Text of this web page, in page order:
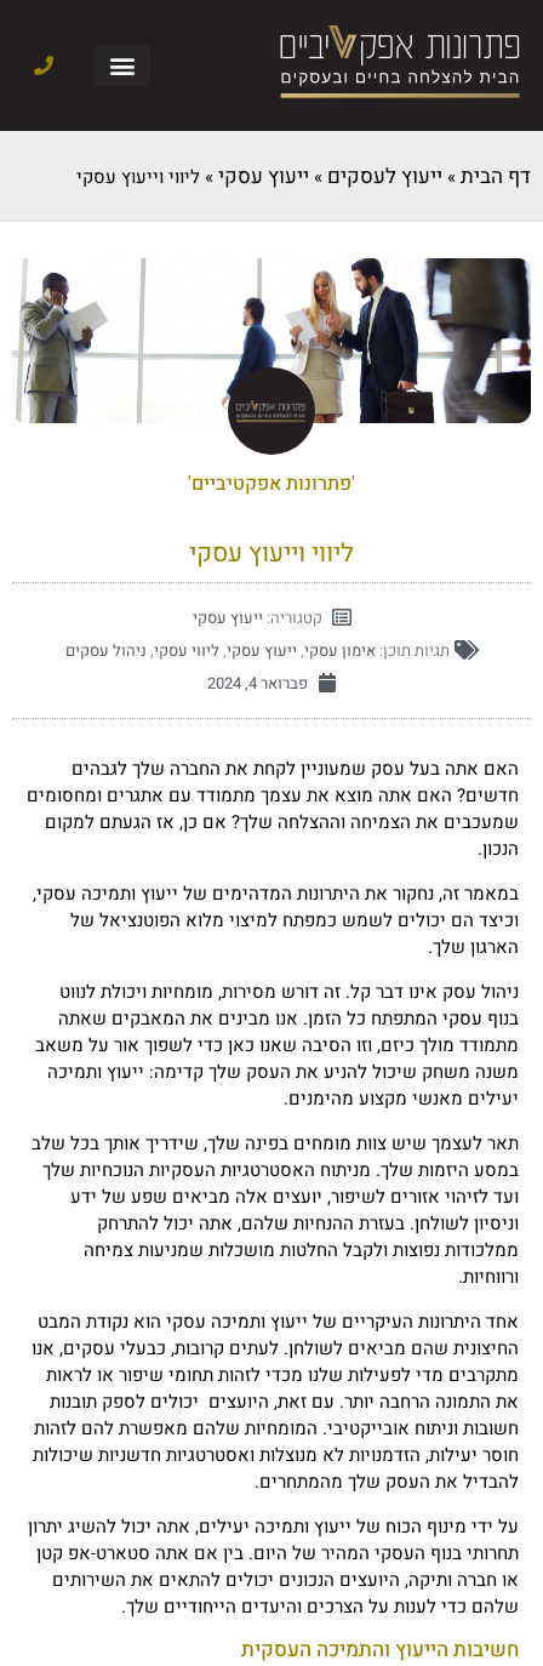
דף הבית» ייעוץ לעסקים » ייעוץ עסקי» ליווי וייעוץ עסקי
'פתרונות אפקטיביים'
ליווי וייעוץ עסקי
קטגוריה: ייעוץ עסקי
תגיות תוכן: אימון עסקי, ייעוץ עסקי, ליווי עסקי, ניהול עסקים
פברואר 4, 2024
האם אתה בעל עסק שמעוניין לקחת את החברה שלך לגבהים
חדשים? האם אתה מוצא את עצמך מתמודד עם אתגרים ומחסומים
שמעכבים את הצמיחה וההצלחה שלך? אם כן, אז הגעתם למקום
הנכון.
במאמר זה, נחקור את היתרונות המדהימים של ייעוץ ותמיכה עסקי,
וכיצד הם יכולים לשמש כמפתח למיצוי מלוא הפוטנציאל של
הארגון שלך.
ניהול עסק אינו דבר קל. זה דורש מסירות, מומחיות ויכולת לנווט
בנוף עסקי המתפתח כל הזמן. אנו מבינים את המאבקים שאתה
מתמודד מולך כיזם, וזו הסיבה שאנו כאן כדי לשפוך אור על משאב
משנה משחק שיכול להניע את העסק שלך קדימה: ייעוץ ותמיכה
יעילים מאנשי מקצוע מהימנים.
תאר לעצמך שיש צוות מומחים בפינה שלך, שידריך אותך בכל שלב
במסע היזמות שלך. מניתוח האסטרטגיות העסקיות הנוכחיות שלך
ועד לזיהוי אזורים לשיפור, יועצים אלה מביאים שפע של ידע
וניסיון לשולחן. בעזרת ההנחיות שלהם, אתה יכול להתרחק
ממלכודות נפוצות ולקבל החלטות מושכלות שמניעות צמיחה
ורווחיות.
אחד היתרונות העיקריים של ייעוץ ותמיכה עסקי הוא נקודת המבט
החיצונית שהם מביאים לשולחן. לעתים קרובות, כבעלי עסקים, אנו
מתקרבים מדי לפעילות שלנו מכדי לזהות תחומי שיפור או לראות
את התמונה הרחבה יותר. עם זאת, היועצים יכולים לספק תובנות
חשובות וניתוח אובייקטיבי. המומחיות שלהם מאפשרת להם לזהות
חוסר יעילות, הזדמנויות לא מנוצלות ואסטרטגיות חדשניות שיכולות
להבדיל את העסק שלך מהמתחרים.
על ידי מינוף הכוח של ייעוץ ותמיכה יעילים, אתה יכול להשיג יתרון
תחרותי בנוף העסקי המהיר של היום. בין אם אתה סטארט-אפ קטן
או חברה ותיקה, היועצים הנכונים יכולים להתאים את השירותים
שלהם כדי לענות על הצרכים והיעדים הייחודיים שלך.
חשיבות הייעוץ והתמיכה העסקית